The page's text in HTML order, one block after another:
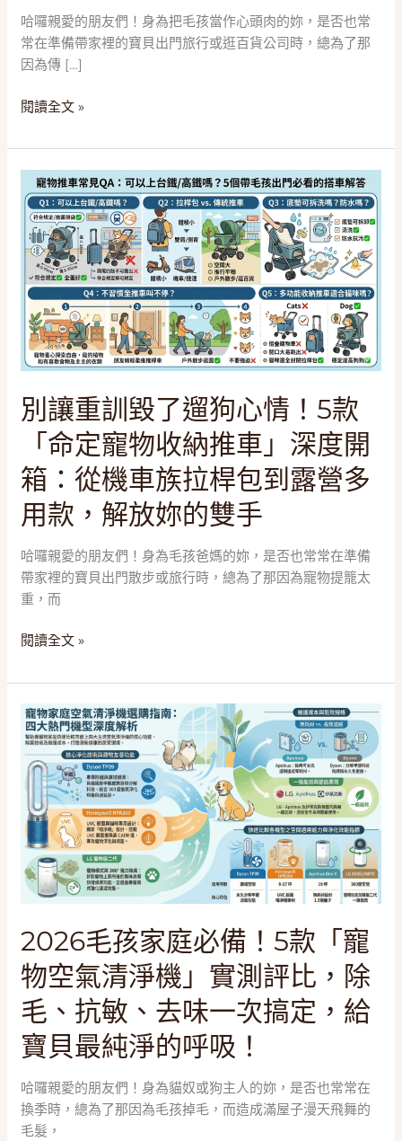
哈囉親愛的朋友們！身為把毛孩當作心頭肉的妳，是否也常
常在準備帶家裡的寶貝出門旅行或逛百貨公司時，總為了那
因為傳 […]
階
寵
物
推
車
避
震
技
術、
高
鐵
尺
寸
定
與
大
熱
門
款
實
測
閱讀全文 »
別讓重訓毀了遛狗心情！5款
「命定寵物收納推車」深度開
箱：從機車族拉桿包到露營多
用款，解放妳的雙手
哈囉親愛的朋友們！身為毛孩爸媽的妳，是否也常常在準備
帶家裡的寶貝出門散步或旅行時，總為了那因為寵物提籠太
重，而
讓
重
訓
了
狗
心
情！
5
款
「命
寵
物
收
納
推
車」
深
度
機
車
族
拉
桿
包
到
露
營
用
款，
解
放
妳
的
雙
手
閱讀全文 »
2026毛孩家庭必備！5款「寵
物空氣清淨機」實測評比，除
毛、抗敏、去味一次搞定，給
寶貝最純淨的呼吸！
哈囉親愛的朋友們！身為貓奴或狗主人的妳，是否也常常在
換季時，總為了那因為毛孩掉毛，而造成滿屋子漫天飛舞的
毛髮，
2026
毛
孩
家
庭
必
備！
5
款
「寵
物
空
氣
清
淨
機」
實
測
評
比，